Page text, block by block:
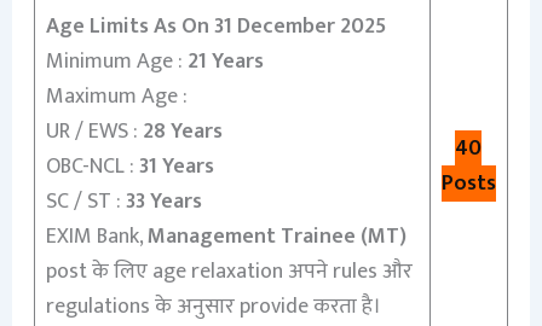
Age Limits As On 31 December 2025
Minimum Age : 21 Years
Maximum Age :
UR / EWS : 28 Years
OBC-NCL :31 Years
SC / ST :33 Years
EXIM Bank,Management Trainee (MT)
post के लिए age relaxation अपने rules और
regulations के अनुसार provide करता है।
40
Posts